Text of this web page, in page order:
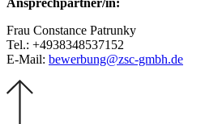
Frau Constance Patrunky
Tel.: +4938348537152
E-Mail: bewerbung@zsc-gmbh.de